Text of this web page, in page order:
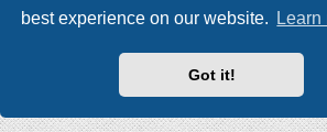
best experience on our website.
Learn
Got it!
Powered by phpBB ®| phpBB3